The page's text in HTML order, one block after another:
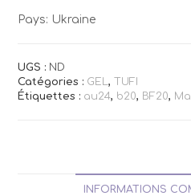
Pays: Ukraine
UGS : ND
Catégories : GEL,TUFI
Étiquettes : au24, b20, BF20,
INFORMATIONS